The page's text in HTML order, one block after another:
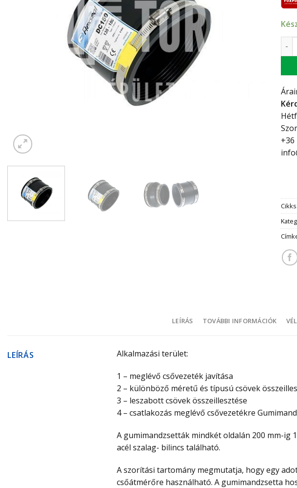
+36
LEÍRÁS TOVÁBBI INFORMÁCIÓK
LEÍRÁS Alkalmazási terület:
1 – meglévő csővezeték javítása
2 – különböző méretű és típusú csövek
3 – leszabott csövek összeillesztése
4 – csatlakozás meglévő csővezetékre
A gumimandzsetták mindkét oldalán 200 mm-ig
acél szalag- bilincs található.
A szorítási tartomány megmutatja, hogy egy
csőátmérőre használható. A gumimandzsetta